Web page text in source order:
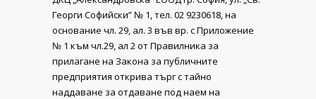
Георги Софийски” № 1, тел. 02 9230618, на
основание чл. 29, ал. 3 във вр. с Приложение
№ 1 към чл.29, ал 2 от Правилника за
прилагане на Закона за публичните
предприятия открива търг с тайно
наддаване за отдаване под наем на